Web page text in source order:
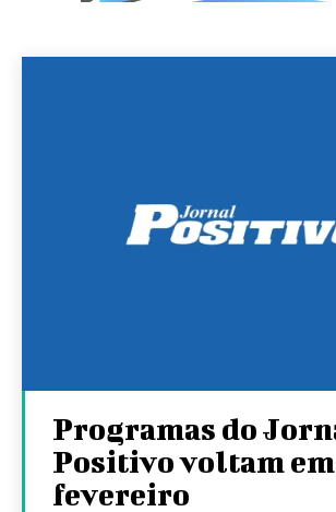
Programas do
Positivo voltam em
fevereiro